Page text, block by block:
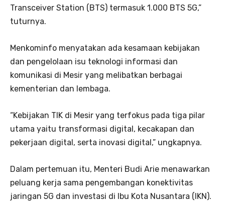
Transceiver Station (BTS) termasuk 1.000 BTS 5G,”
tuturnya.
Menkominfo menyatakan ada kesamaan kebijakan
dan pengelolaan isu teknologi informasi dan
komunikasi di Mesir yang melibatkan berbagai
kementerian dan lembaga.
“Kebijakan TIK di Mesir yang terfokus pada tiga pilar
utama yaitu transformasi digital, kecakapan dan
pekerjaan digital, serta inovasi digital,” ungkapnya.
Dalam pertemuan itu, Menteri Budi Arie menawarkan
peluang kerja sama pengembangan konektivitas
jaringan 5G dan investasi di Ibu Kota Nusantara (IKN).